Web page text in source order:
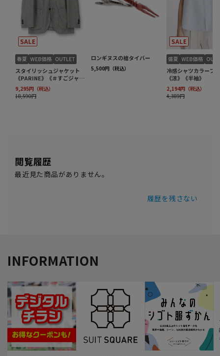
閲覧履歴
最近見た商品がありません。
履歴を残さない
INFORMATION